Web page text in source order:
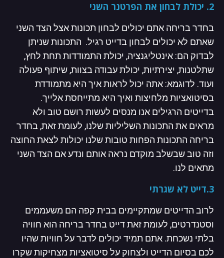
2. יכולת לבחון את הפרטנר השני
בחדר בריחה אתם יכולים לבחון תכונות אצל הצד השני
שאתם לא יכולים לבחון בדייט רגיל. התכונות שניתן
לבדוק הם: אינטליגנציה, יכולת התמודדות תחת לחץ,
שתלטנות, יצירתיות, יכולת עבודה בצוות, שיתוף פעולה
ועוד. לדוגמא: אתה יכול לראות איך היא מתמודדת
בסיטואציות מלחיצות ואיך היא מתייחסת אלייך.
בדייטים הרגילים אנו מנסים לעשות רושם טוב ולא
מראים את התכונות השליליות שלנו, לעומת זאת, בחדר
בריחה התכונות הפחות טובות שלנו יכולות לצאת החוצה
וזה טוב שבשלב מוקדם נראה אותם ונדע אם הצד השני
מתאים לנו.
3.דייט לא שגרתי
לרוב הדייטים שמתקיימים בבית קפה הם משעממים
וסטנדרטים, לעומת זאת דייט בחדר בריחה הוא חוויה
בלתי נשכחת. אתם תמיד יכולים לדבר על חוויות שהיו
לכם בסיום הדייט ולצחוק על סיטואציות מצחיקות שקרו